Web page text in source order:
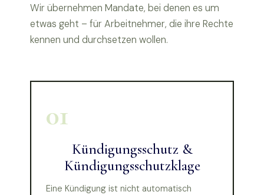
Wir übernehmen Mandate, bei denen es um
etwas geht – für Arbeitnehmer, die ihre Rechte
kennen und durchsetzen wollen.
01
Kündigungsschutz &
Kündigungsschutzklage
Eine Kündigung ist nicht automatisch